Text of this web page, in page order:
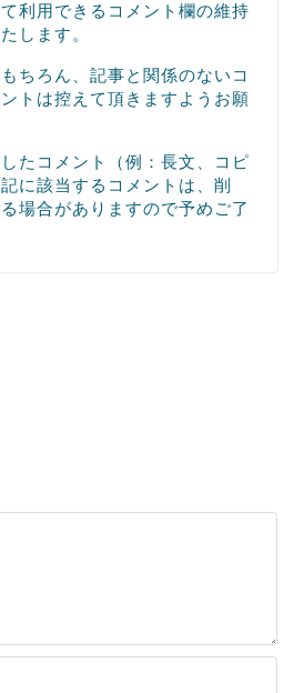
利用できるコメント欄の維持
します。
ちろん、記事と関係のないコ
トは控えて頂きますようお願
たコメント（例：長文、コピ
に該当するコメントは、削
場合がありますので予めご了